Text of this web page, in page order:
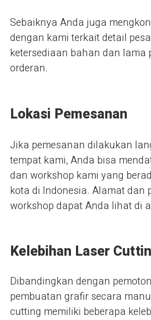
Sebaiknya Anda juga
dengan kami terkait detail
ketersediaan bahan dan lama
orderan.
Lokasi Pemesanan
Jika pemesanan dilakukan
tempat kami, Anda bisa
dan workshop kami yang
kota di Indonesia. Alamat dan
workshop dapat Anda lihat di
Kelebihan Laser
Dibandingkan dengan
pembuatan grafir secara
cutting memiliki beberapa